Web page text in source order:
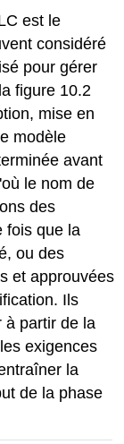
est le
considéré
pour gérer
figure 10.2
mise en
modèle
avant
le nom de
des
fois que la
ou des
et approuvées
Ils
à partir de la
exigences
la
de la phase